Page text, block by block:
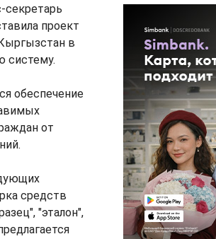
секретарь
проект
в
систему.
обеспечение
от
средств
"эталон",